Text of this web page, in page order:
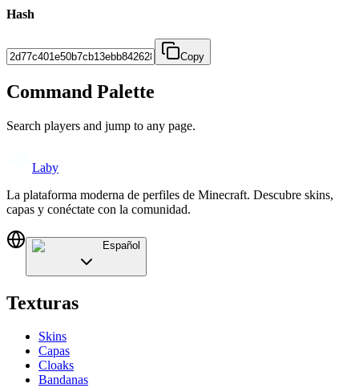
Hash
Copy
Command Palette
Search players and jump to any page.
Laby
La plataforma moderna de perfiles de Minecraft. Descubre skins,
capas y conéctate con la comunidad.
Español
Texturas
Skins
Capas
Cloaks
Bandanas